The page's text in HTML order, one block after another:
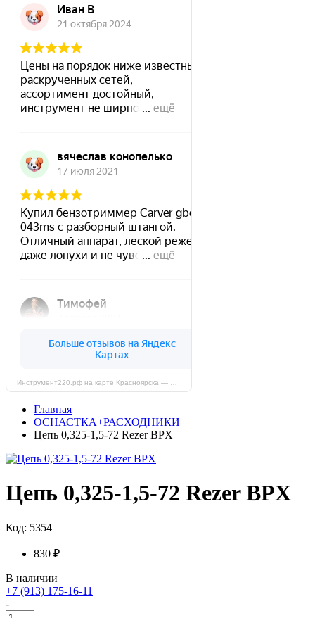
Главная
ОСНАСТКА+РАСХОДНИКИ
Цепь 0,325-1,5-72 Rezer BPX
Цепь 0,325-1,5-72 Rezer BPX
Код: 5354
830 ₽
В наличии
+7 (913) 175-16-11
-